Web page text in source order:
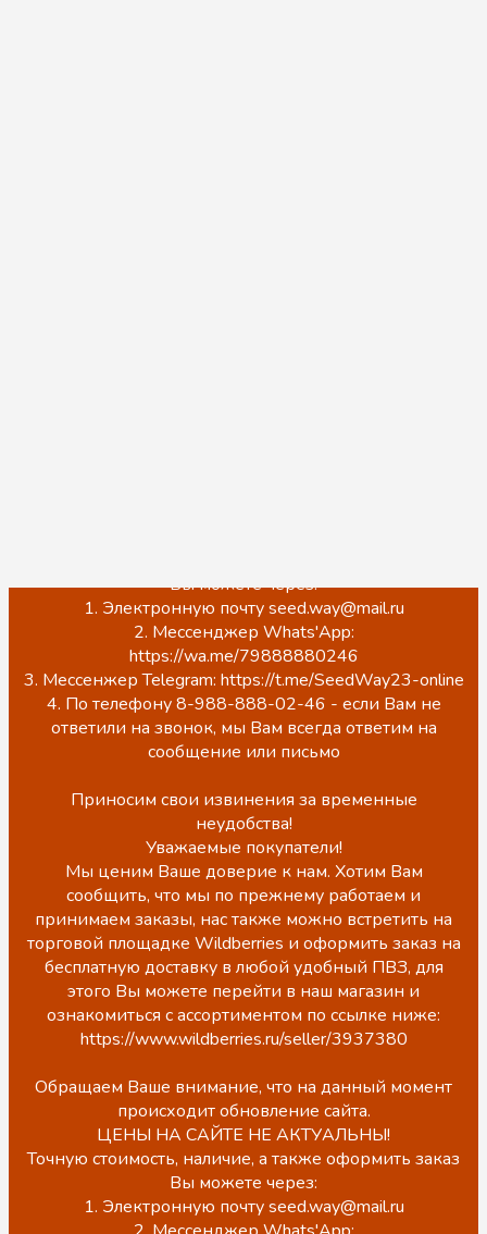
Вы можете через:
1. Электронную почту seed.way@mail.ru
2. Мессенджер Whats'App:
https://wa.me/79888880246
3. Мессенжер Telegram: https://t.me/SeedWay23-online
4. По телефону 8-988-888-02-46 - если Вам не
ответили на звонок, мы Вам всегда ответим на
сообщение или письмо
Приносим свои извинения за временные
неудобства!
Уважаемые покупатели!
Мы ценим Ваше доверие к нам. Хотим Вам
сообщить, что мы по прежнему работаем и
принимаем заказы, нас также можно встретить на
торговой площадке Wildberries и оформить заказ на
бесплатную доставку в любой удобный ПВЗ, для
этого Вы можете перейти в наш магазин и
ознакомиться с ассортиментом по ссылке ниже:
https://www.wildberries.ru/seller/3937380
Обращаем Ваше внимание, что на данный момент
происходит обновление сайта.
ЦЕНЫ НА САЙТЕ НЕ АКТУАЛЬНЫ!
Точную стоимость, наличие, а также оформить заказ
Вы можете через:
1. Электронную почту seed.way@mail.ru